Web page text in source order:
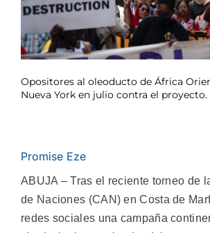
Opositores al oleoducto de África
Nueva York en julio contra el
Promise Eze
ABUJA – Tras el reciente torneo de
de Naciones (CAN) en Costa de
redes sociales una campaña